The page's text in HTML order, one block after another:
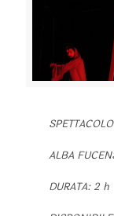
ALBA
DURATA: 2 h